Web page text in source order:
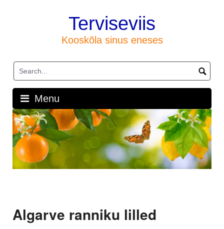
Terviseviis
Kooskõla sinus eneses
Menu
Algarve ranniku lilled